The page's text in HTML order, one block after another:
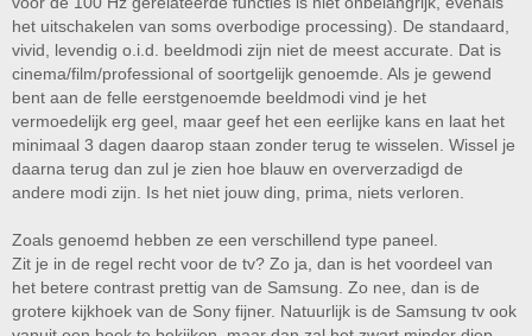
enkele andere modellen die je zelf aanhaalt, dat is wel handig.
Onderaan top 7 lijst is een panel te vinden dat je kunt open klikken voor
meer modellen die goed scoren bij hen.
het uitschakelen van soms overbodige processing). De standaard,
vivid, levendig o.i.d. beeldmodi zijn niet de meest accurate. Dat is
cinema/film/professional of soortgelijk genoemde. Als je gewend
bent aan de felle eerstgenoemde beeldmodi vind je het
vermoedelijk erg geel, maar geef het een eerlijke kans en laat het
minimaal 3 dagen daarop staan zonder terug te wisselen. Wissel je
daarna terug dan zul je zien hoe blauw en oververzadigd de
andere modi zijn. Is het niet jouw ding, prima, niets verloren.
Zoals genoemd hebben ze een verschillend type paneel.
Zit je in de regel recht voor de tv? Zo ja, dan is het voordeel van
het betere contrast prettig van de Samsung. Zo nee, dan is de
grotere kijkhoek van de Sony fijner. Natuurlijk is de Samsung tv ook